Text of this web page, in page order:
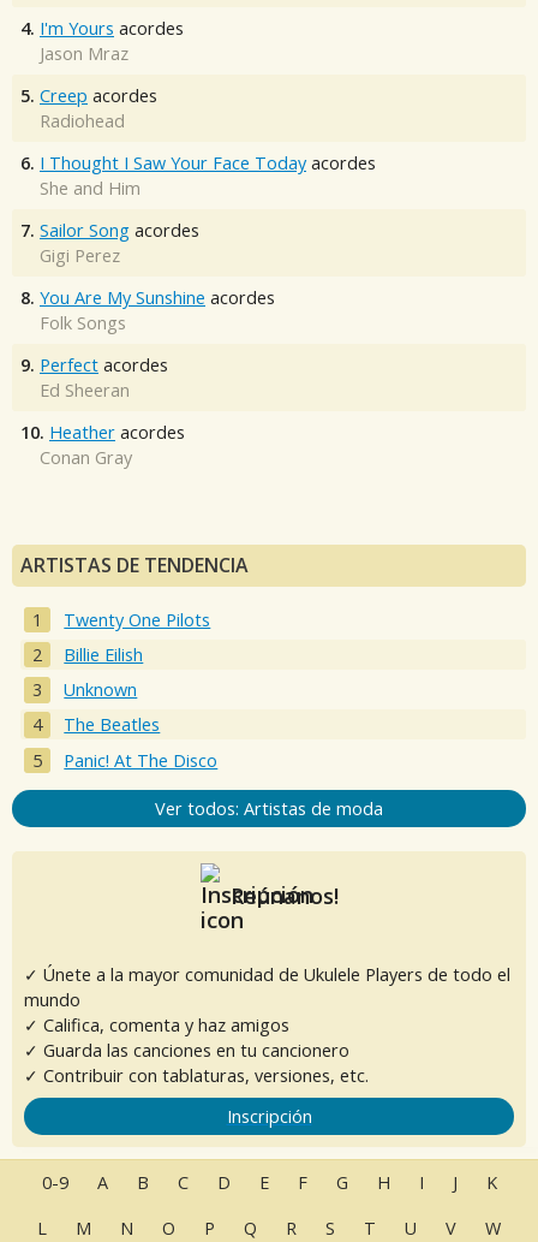
4. I'm Yours acordes
Jason Mraz
5. Creep acordes
Radiohead
6. I Thought I Saw Your Face Today acordes
She and Him
7. Sailor Song acordes
Gigi Perez
8. You Are My Sunshine acordes
Folk Songs
9. Perfect acordes
Ed Sheeran
10. Heather acordes
Conan Gray
ARTISTAS DE TENDENCIA
Twenty One Pilots
Billie Eilish
Unknown
The Beatles
Panic! At The Disco
Ver todos: Artistas de moda
Reúnanos!
✓ Únete a la mayor comunidad de Ukulele Players de todo el
mundo
✓ Califica, comenta y haz amigos
✓ Guarda las canciones en tu cancionero
✓ Contribuir con tablaturas, versiones, etc.
Inscripción
0-9 A B C D E F G H I J
K
L
M N O P Q R S T U V W